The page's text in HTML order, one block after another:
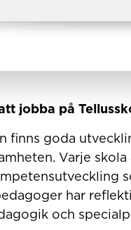
jobba på
finns goda
Varje
har
och